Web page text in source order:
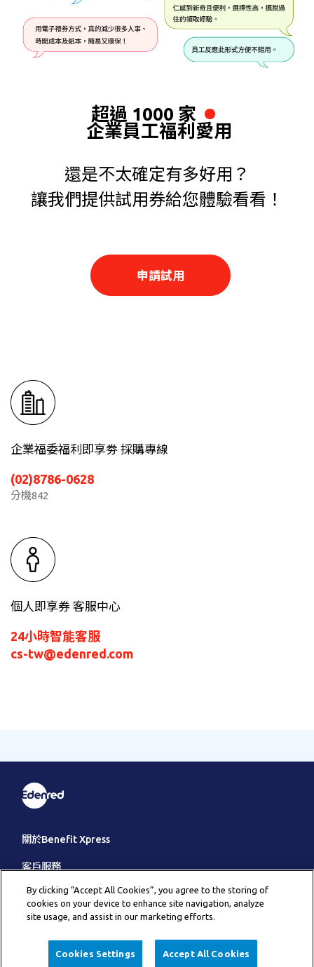
超過 1000 家
企業員工福利愛用
還是不太確定有多好用？
讓我們提供試用券給您體驗看看！
申請試用
企業福委福利即享劵 採購專線
(02)8786-0628
分機842
個人即享券 客服中心
24小時智能客服
cs-tw@edenred.com
關於Benefit Xpress
客戶服務
其它
bxp@edenred.com
業務部 即享券使用問題:
By clicking “Accept All Cookies”, you agree to the storing of
cookies on your device to enhance site navigation, analyze
site usage, and assist in our marketing efforts.
Cookies Settings Accept All Cookies